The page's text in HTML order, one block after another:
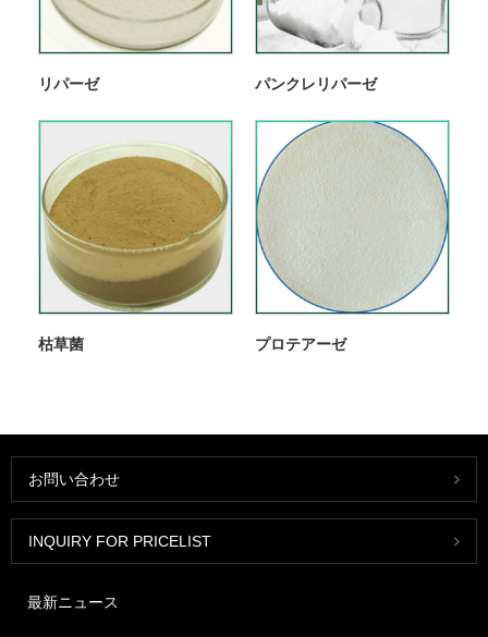
リパーゼ パンクレリパーゼ
枯草菌 プロテアーゼ
お問い合わせ
INQUIRY FOR PRICELIST
最新ニュース